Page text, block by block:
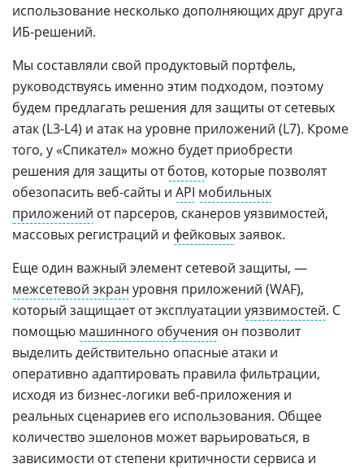
использование несколько дополняющих друг друга
ИБ-решений.
Мы составляли свой продуктовый портфель,
руководствуясь именно этим подходом, поэтому
будем предлагать решения для защиты от сетевых
атак (L3-L4) и атак на уровне приложений (L7). Кроме
того, у «Спикател» можно будет приобрести
решения для защиты отботов, которые позволят
обезопасить веб-сайты и API мобильных
приложений от парсеров, сканеров уязвимостей,
массовых регистраций и фейковыхзаявок.
Еще один важный элемент сетевой защиты, —
межсетевой экран уровня приложений (WAF),
который защищает от эксплуатации уязвимостей. С
помощью машинного обучения он позволит
выделить действительно опасные атаки и
оперативно адаптировать правила фильтрации,
исходя из бизнес‑логики веб‑приложения и
реальных сценариев его использования. Общее
количество эшелонов может варьироваться, в
зависимости от степени критичности сервиса и